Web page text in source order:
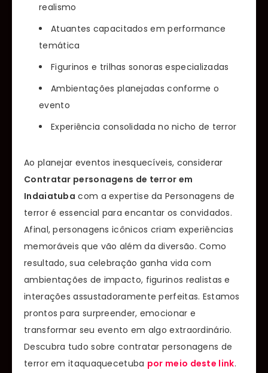
realismo
Atuantes capacitados em performance
temática
Figurinos e trilhas sonoras especializadas
Ambientações planejadas conforme o
evento
Experiência consolidada no nicho de terror
Ao planejar eventos inesquecíveis, considerar
Contratar personagens de terror em
Indaiatuba com a expertise da Personagens de
terror é essencial para encantar os convidados.
Afinal, personagens icônicos criam experiências
memoráveis que vão além da diversão. Como
resultado, sua celebração ganha vida com
ambientações de impacto, figurinos realistas e
interações assustadoramente perfeitas. Estamos
prontos para surpreender, emocionar e
transformar seu evento em algo extraordinário.
Descubra tudo sobre contratar personagens de
terror em itaquaquecetuba por meio deste link.